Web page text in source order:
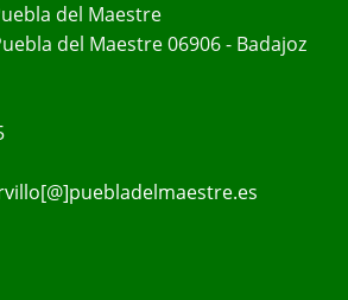
del Maestre
del Maestre 06906 - Badajoz